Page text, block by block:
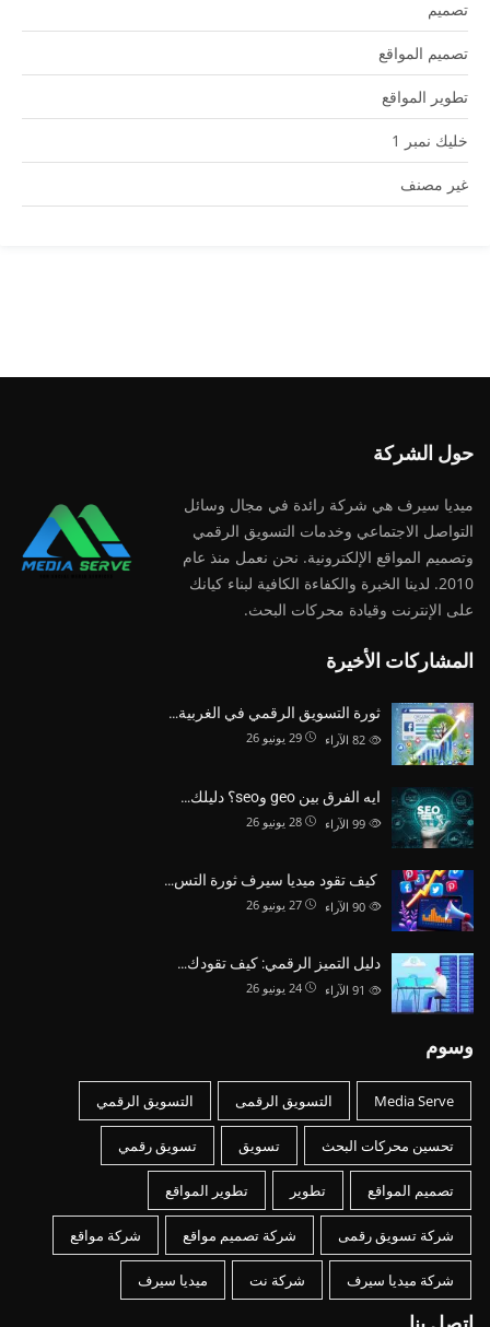
تصميم
تصميم المواقع
تطوير المواقع
خليك نمبر 1
غير مصنف
حول الشركة
ميديا ​​سيرف هي شركة رائدة في مجال وسائل
التواصل الاجتماعي وخدمات التسويق الرقمي
وتصميم المواقع الإلكترونية. نحن نعمل منذ عام
2010. لدينا الخبرة والكفاءة الكافية لبناء كيانك
على الإنترنت وقيادة محركات البحث.
المشاركات الأخيرة
ثورة التسويق الرقمي في الغربية…
29 يونيو 26 الآراء
ايه الفرق بين geo وseo؟ دليلك…
28 يونيو 26 الآراء
كيف تقود ميديا سيرف ثورة التس…
27 يونيو 26 الآراء
دليل التميز الرقمي: كيف تقودك…
24 يونيو 26 الآراء
وسوم
Media Serve التسويق الرقمى التسويق الرقمي
تحسين محركات البحث تسويق تسويق رقمي
تصميم المواقع تطوير تطوير المواقع
شركة تسويق رقمى شركة تصميم مواقع شركة مواقع
شركة ميديا سيرف شركة نت ميديا سيرف